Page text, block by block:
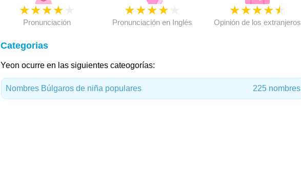
★★★★
Pronunciación
★★★★
Pronunciación en Inglés
★★★★★
Opinión de los extranjeros
Categorias
Yeon ocurre en las siguientes cateogorías:
Nombres Búlgaros de niña populares 225 nombres